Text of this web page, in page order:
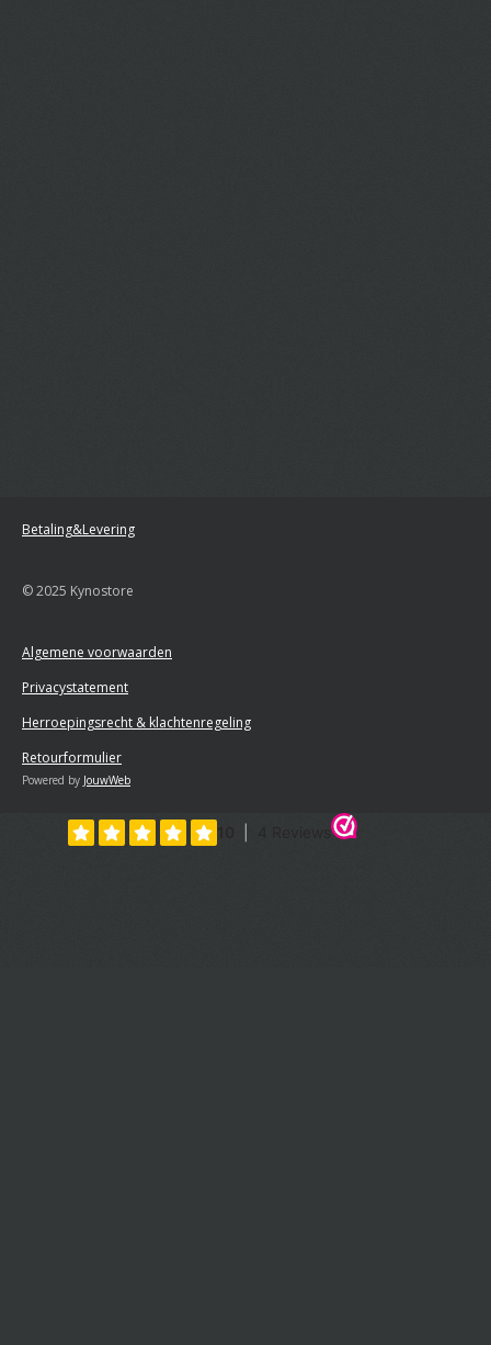
Betaling&Levering
© 2025 Kynostore
Algemene voorwaarden
Privacystatement
Herroepingsrecht & klachtenregeling
Retourformulier
Powered by JouwWeb